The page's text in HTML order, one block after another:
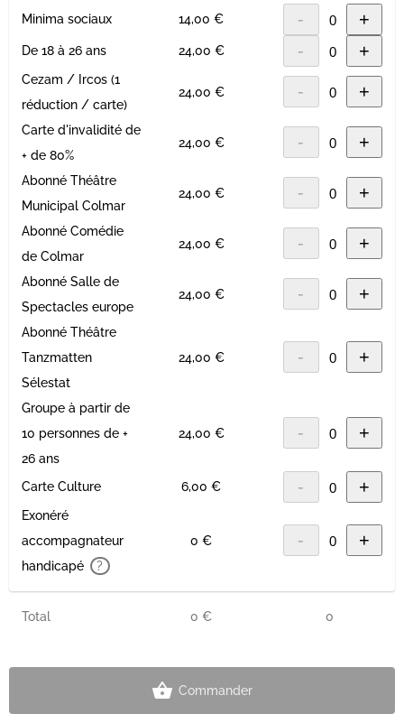
Minima sociaux 14,00 € - +
De 18 à 26 ans 24,00 € - +
Cezam / Ircos (1
réduction / carte)
24,00 € - +
Carte d'invalidité de
+ de 80%
24,00 € - +
Abonné Théâtre
Municipal Colmar
24,00 € - +
Abonné Comédie
de Colmar
24,00 € - +
Abonné Salle de
Spectacles europe
24,00 € - +
Abonné Théâtre
Tanzmatten
Sélestat
24,00 € - +
Groupe à partir de
10 personnes de +
26 ans
24,00 € - +
Carte Culture 6,00 € - +
Exonéré
accompagnateur
handicapé
?
0 € - +
Total 0 € 0
Commander